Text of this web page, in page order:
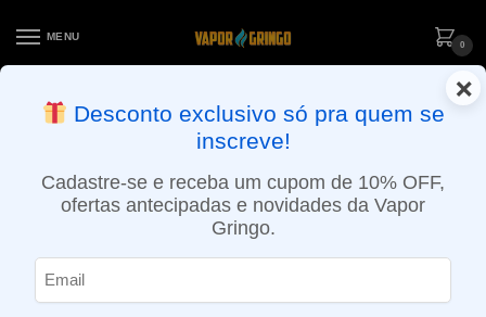
MENU
0
ENTREGA NO MESMO DIA EM SÃO PAULO (SEG A SEX): PEDIDOS
APROVADOS ATÉ 15:30 VIA MOTOBOY
×
Desconto exclusivo só pra quem se
inscreve!
Cadastre-se e receba um cupom de 10% OFF,
ofertas antecipadas e novidades da Vapor
Gringo.